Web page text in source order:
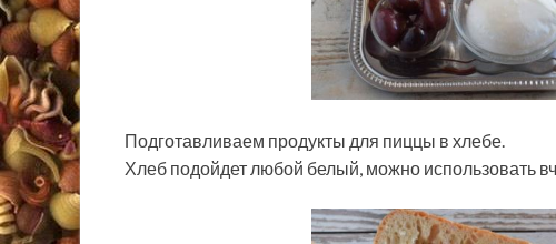
Подготавливаем продукты для пиццы в хлебе.
Хлеб подойдет любой белый, можно использовать